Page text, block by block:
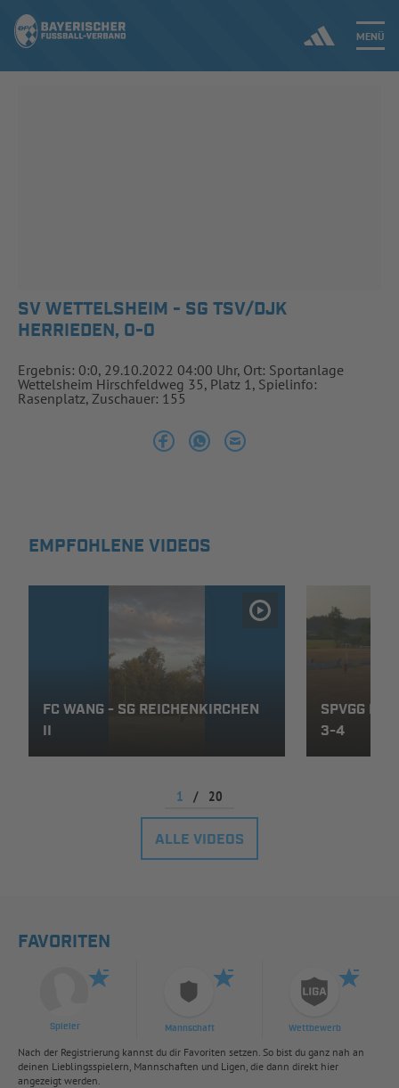
MENÜ
AUSBILDUNG & FÖRDERUNG
SV WETTELSHEIM - SG TSV/DJK
HERRIEDEN, 0-0
Ergebnis: 0:0, 29.10.2022 04:00 Uhr, Ort: Sportanlage
Wettelsheim Hirschfeldweg 35, Platz 1, Spielinfo:
Rasenplatz, Zuschauer: 155
EMPFOHLENE VIDEOS
FC WANG - SG REICHENKIRCHEN
II
SPVGG
3-4
1 / 20
ALLE VIDEOS
FAVORITEN
Spieler Mannschaft Wettbewerb
Nach der Registrierung kannst du dir Favoriten setzen. So bist du ganz nah an
deinen Lieblingsspielern, Mannschaften und Ligen, die dann direkt hier
angezeigt werden.